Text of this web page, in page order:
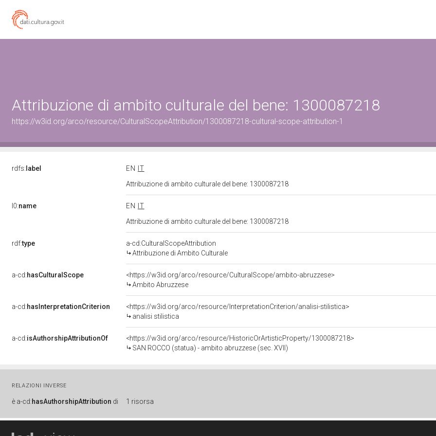
Attribuzione di ambito culturale del bene: 1300087218
https://w3id.org/arco/resource/CulturalScopeAttribution/1300087218-cultural-scope-attribution-1
rdfs: label EN
IT
Attribuzione di ambito culturale del bene: 1300087218
l0:name EN
IT
Attribuzione di ambito culturale del bene: 1300087218
rdf:type
a-cd:CulturalScopeAttribution
Attribuzione di Ambito Culturale
a-cd:hasCulturalScope
<https://w3id.org/arco/resource/CulturalScope/ambito-abruzzese>
Ambito Abruzzese
a-cd:hasInterpretationCriterion
<https://w3id.org/arco/resource/InterpretationCriterion/analisi-stilistica>
analisi stilistica
a-cd:isAuthorshipAttributionOf
<https://w3id.org/arco/resource/HistoricOrArtisticProperty/1300087218>
SAN ROCCO (statua) - ambito abruzzese (sec. XVII)
RELAZIONI INVERSE
è a-cd:hasAuthorshipAttribution di 1 risorsa